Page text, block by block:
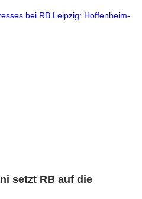
setzt RB auf die